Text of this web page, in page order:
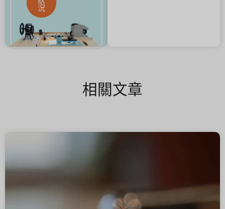
況
相關文章